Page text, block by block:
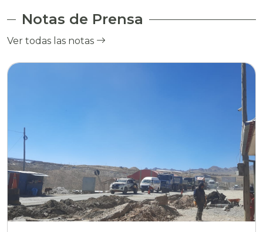
Notas de Prensa
Ver todas las notas